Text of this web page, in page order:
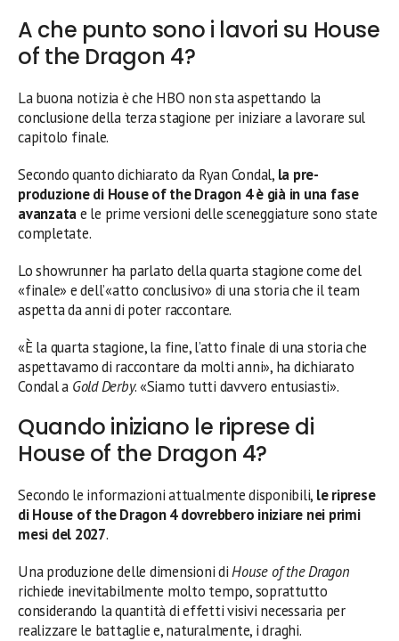
A che punto sono i lavori su House
of the Dragon 4?
La buona notizia è che HBO non sta aspettando la
conclusione della terza stagione per iniziare a lavorare sul
capitolo finale.
Secondo quanto dichiarato da Ryan Condal, la pre-
produzione di House of the Dragon 4 è già in una fase
avanzatae le prime versioni delle sceneggiature sono state
completate.
Lo showrunner ha parlato della quarta stagione come del
«finale» e dell’«atto conclusivo» di una storia che il team
aspetta da anni di poter raccontare.
«È la quarta stagione, la fine, l’atto finale di una storia che
aspettavamo di raccontare da molti anni», ha dichiarato
Condal a Gold Derby. «Siamo tutti davvero entusiasti».
Quando iniziano le riprese di
House of the Dragon 4?
Secondo le informazioni attualmente disponibili, le riprese
di House of the Dragon 4 dovrebbero iniziare nei primi
mesi del 2027.
Una produzione delle dimensioni diHouse of the Dragon
richiede inevitabilmente molto tempo, soprattutto
considerando la quantità di effetti visivi necessaria per
realizzare le battaglie e, naturalmente, i draghi.